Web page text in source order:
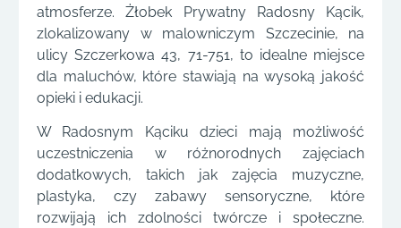
atmosferze. Żłobek Prywatny Radosny Kącik,
zlokalizowany w malowniczym Szczecinie, na
ulicy Szczerkowa 43, 71-751, to idealne miejsce
dla maluchów, które stawiają na wysoką jakość
opieki i edukacji.
W Radosnym Kąciku dzieci mają możliwość
uczestniczenia w różnorodnych zajęciach
dodatkowych, takich jak zajęcia muzyczne,
plastyka, czy zabawy sensoryczne, które
rozwijają ich zdolności twórcze i społeczne.